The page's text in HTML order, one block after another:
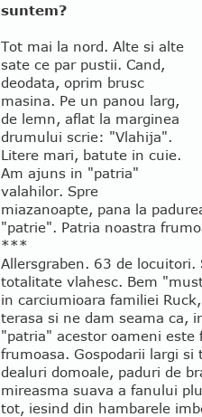
suntem?
Tot mai la nord. Alte si alte
sate ce par pustii. Cand,
deodata, oprim brusc
masina. Pe un panou larg,
de lemn, aflat la marginea
drumului scrie: "Vlahija".
Litere mari, batute in cuie.
Am ajuns in "patria"
valahilor. Spre
miazanoapte, pana la
"patrie". Patria noastra
***
Allersgraben. 63 de locuitori.
totalitate vlahesc. Bem
in carciumioara familiei
terasa si ne dam seama ca,
"patria" acestor oameni este
frumoasa. Gospodarii largi si
dealuri domoale, paduri de
mireasma suava a fanului
tot, iesind din hambarele